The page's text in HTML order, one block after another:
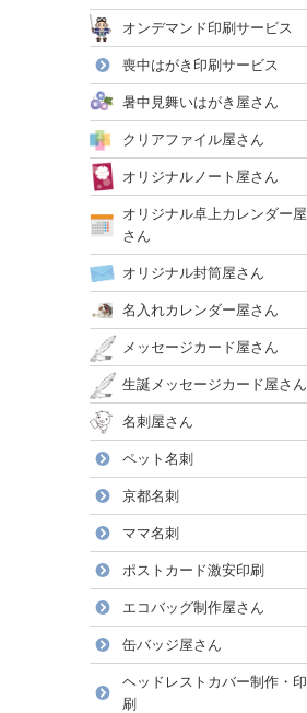
オンデマンド印刷サービス
喪中はがき印刷サービス
暑中見舞いはがき屋さん
クリアファイル屋さん
オリジナルノート屋さん
オリジナル卓上カレンダー屋
さん
オリジナル封筒屋さん
名入れカレンダー屋さん
メッセージカード屋さん
生誕メッセージカード屋さん
名刺屋さん
ペット名刺
京都名刺
ママ名刺
ポストカード激安印刷
エコバッグ制作屋さん
缶バッジ屋さん
ヘッドレストカバー制作・印
刷